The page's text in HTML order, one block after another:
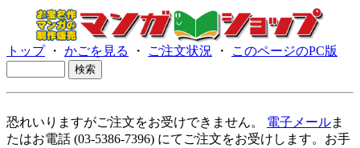
トップ・ かごを見る ・ ご注文状況 ・ このページのPC版
恐れいりますがご注文をお受けできません。 電子メールま
たはお電話 (03-5386-7396) にてご注文をお受けします。お手